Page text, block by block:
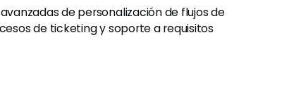
de personalización de flujos de
de ticketing y soporte a requisitos